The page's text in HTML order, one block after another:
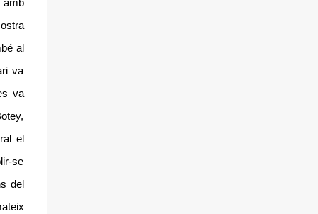
amb
al
va
va
el
se
del